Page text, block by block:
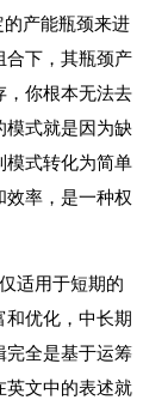
的产能瓶颈来进
合下，其瓶颈产
，你根本无法去
模式就是因为缺
模式转化为简单
效率，是一种权
适用于短期的
和优化，中长期
完全是基于运筹
英文中的表述就